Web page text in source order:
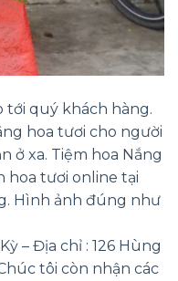
tới quý khách hàng.
hoa tươi cho người
ở xa. Tiệm hoa Nắng
hoa tươi online tại
Hình ảnh đúng như
– Địa chỉ : 126 Hùng
tôi còn nhận các